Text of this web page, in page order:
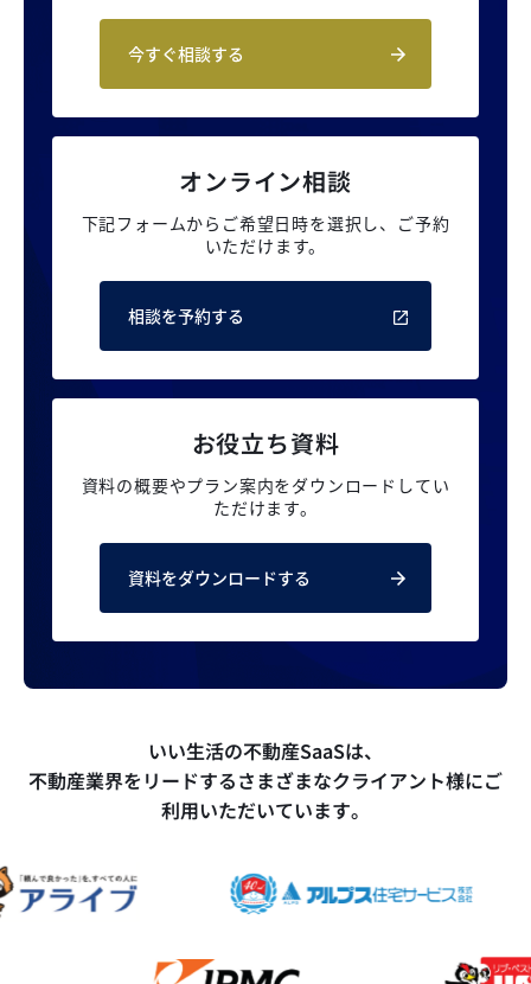
今すぐ相談する
オンライン相談
下記フォームからご希望日時を選択し、 ご予約
いただけます。
相談を予約する
お役立ち資料
資料の概要やプラン案内をダウンロードしてい
ただけます。
資料をダウンロードする
いい生活の不動産SaaSは、
不動産業界をリードするさまざまなクライアント様にご
利用いただいています。